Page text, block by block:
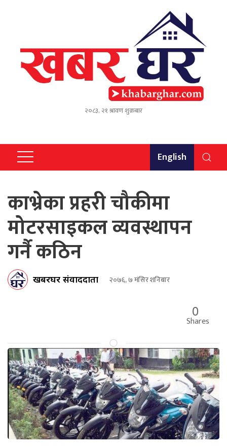
२०८३, २१ श्रावण शुक्रबार
English
काभ्रेका प्रहरी चौकीमा
मोटरसाइकल व्यवस्थापन
गर्नै कठिन
खबरघर संवाददाता २०७६, ७ मंसिर शनिबार
0
Shares